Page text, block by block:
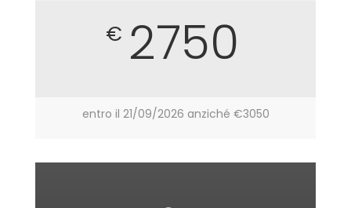
€ 2750
entro il 21/09/2026 anziché €3050